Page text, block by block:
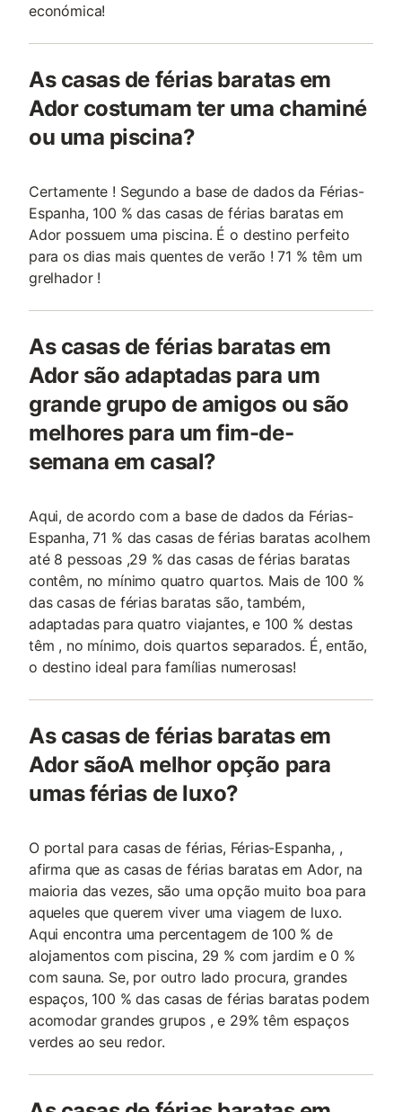
económica!
As casas de férias baratas em
Ador costumam ter uma chaminé
ou uma piscina?
Certamente ! Segundo a base de dados da Férias-
Espanha, 100 % das casas de férias baratas em
Ador possuem uma piscina. É o destino perfeito
para os dias mais quentes de verão ! 71 % têm um
grelhador !
As casas de férias baratas em
Ador são adaptadas para um
grande grupo de amigos ou são
melhores para um fim-de-
semana em casal?
Aqui, de acordo com a base de dados da Férias-
Espanha, 71 % das casas de férias baratas acolhem
até 8 pessoas ,29 % das casas de férias baratas
contêm, no mínimo quatro quartos. Mais de 100 %
das casas de férias baratas são, também,
adaptadas para quatro viajantes, e 100 % destas
têm , no mínimo, dois quartos separados. É, então,
o destino ideal para famílias numerosas!
As casas de férias baratas em
Ador sãoA melhor opção para
umas férias de luxo?
O portal para casas de férias, Férias-Espanha, ,
afirma que as casas de férias baratas em Ador, na
maioria das vezes, são uma opção muito boa para
aqueles que querem viver uma viagem de luxo.
Aqui encontra uma percentagem de 100 % de
alojamentos com piscina, 29 % com jardim e 0 %
com sauna. Se, por outro lado procura, grandes
espaços, 100 % das casas de férias baratas podem
acomodar grandes grupos , e 29% têm espaços
verdes ao seu redor.